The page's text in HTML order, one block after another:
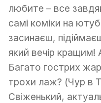
любите – все
самі коміки на
засинаєш,
який вечір кращим!
Багато гострих
трохи лаж? (Чур в
Свіженький,